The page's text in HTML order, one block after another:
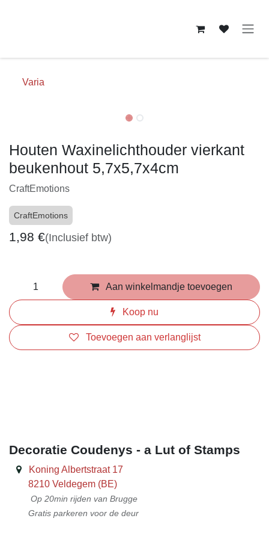
Varia
Houten Waxinelichthouder vierkant
beukenhout 5,7x5,7x4cm
CraftEmotions
CraftEmotions
1,98 €(Inclusief btw)
Aan winkelmandje toevoegen
Koop nu
Toevoegen aan verlanglijst
Decoratie Coudenys - a Lut of Stamps
Koning Albertstraat 17
8210 Veldegem (BE)
Op 20min rijden van Brugge
Gratis parkeren voor de deur